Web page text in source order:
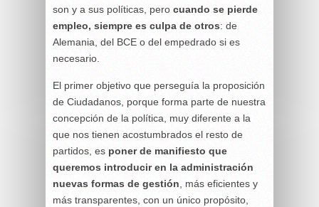
son y a sus políticas, pero cuando se pierde
empleo, siempre es culpa de otros: de
Alemania, del BCE o del empedrado si es
necesario.
El primer objetivo que perseguía la proposición
de Ciudadanos, porque forma parte de nuestra
concepción de la política, muy diferente a la
que nos tienen acostumbrados el resto de
partidos, es poner de manifiesto que
queremos introducir en la administración
nuevas formas de gestión, más eficientes y
más transparentes, con un único propósito,